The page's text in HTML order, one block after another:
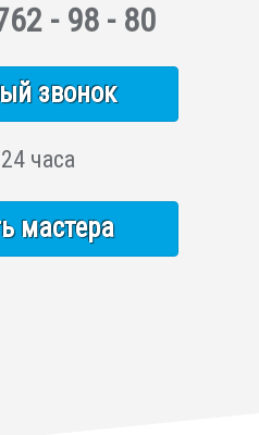
- 98 - 80
звонок
24 часа
мастера